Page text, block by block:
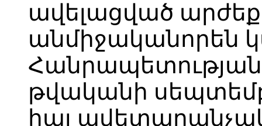
ավելացված
անմիջականորեն
թվականի
հայ